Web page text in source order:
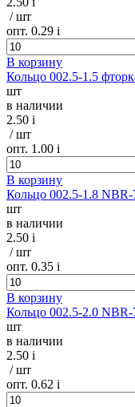
/ шт
опт. 0.29 i
В корзину
Кольцо 002.5-1.5
шт
в наличии
2.50 i
/ шт
опт. 1.00 i
В корзину
Кольцо 002.5-1.8
шт
в наличии
2.50 i
/ шт
опт. 0.35 i
В корзину
Кольцо 002.5-2.0
шт
в наличии
2.50 i
/ шт
опт. 0.62 i